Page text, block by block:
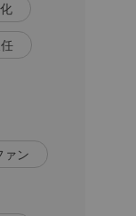
ァン